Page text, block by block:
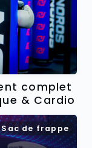
complet
& Cardio
Sac de frappe